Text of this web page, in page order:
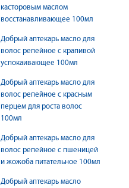
касторовым маслом
восстанавливающее 100мл
Добрый аптекарь масло для
волос репейное с крапивой
успокаивающее 100мл
Добрый аптекарь масло для
волос репейное с красным
перцем для роста волос
100мл
Добрый аптекарь масло для
волос репейное с пшеницей
и жожоба питательное 100мл
Добрый аптекарь масло